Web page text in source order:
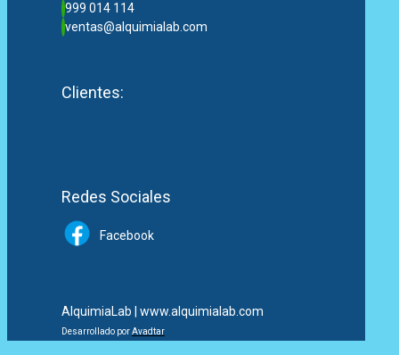
999 014 114
ventas@alquimialab.com
Clientes:
Redes Sociales
Facebook
AlquimiaLab | www.alquimialab.com
Desarrollado porAvadtar